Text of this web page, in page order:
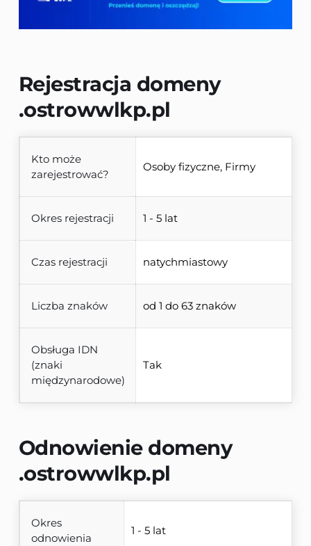
Rejestracja domeny
.ostrowwlkp.pl
Kto może
zarejestrować?
Osoby fizyczne, Firmy
Okres rejestracji 1 - 5 lat
Czas rejestracji natychmiastowy
Liczba znaków od 1 do 63 znaków
Obsługa IDN
(znaki
międzynarodowe)
Tak
Odnowienie domeny
.ostrowwlkp.pl
Okres
odnowienia
1 - 5 lat